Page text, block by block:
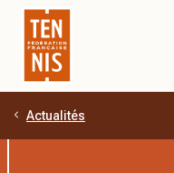
Aller au contenu principal
Actualités